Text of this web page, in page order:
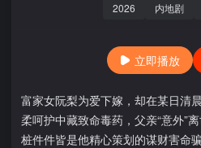
2026 内地剧
立即播放
富家女阮梨为爱下嫁，却在某日清
柔呵护中藏致命毒药，父亲“意外”
桩件件皆是他精心策划的谋财害命